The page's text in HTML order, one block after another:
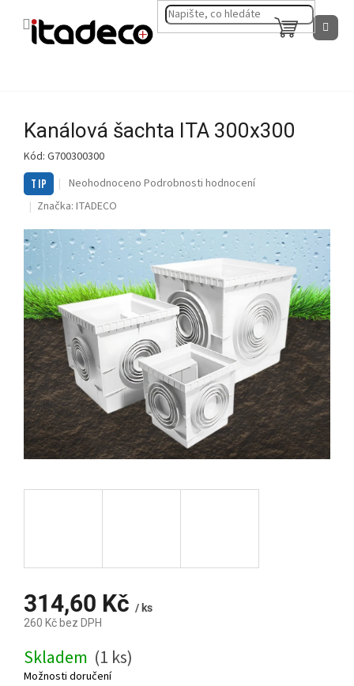
NÁKUPNÍ
KOŠÍK
Kanálová šachta ITA 300x300
Kód: G700300300
TIP
Průměrné
produktu
je
0,0
z
5
hvězdiček.
Neohodnoceno Podrobnosti hodnocení
Značka: ITADECO
314,60 Kč / ks
260 Kč bez DPH
cena:
Skladem (1 ks)
Možnosti doručení